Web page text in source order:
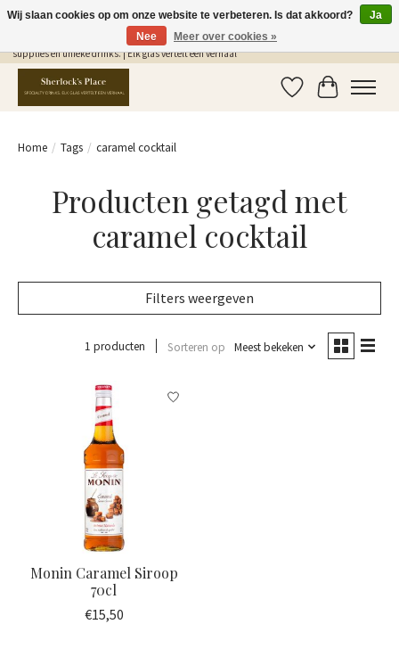
Gratis Verzending in NL vanaf €75,- | Sherlocks Place: dé plek voor MONIN siropen, bar
supplies en unieke drinks. | Elk glas vertelt een verhaal
Verlanglijst
Home / Tags / caramel cocktail
Producten getagd met
caramel cocktail
Filters weergeven
1 producten Sorteren op Meest bekeken
Monin Caramel Siroop
70cl
€15,50
Wij slaan cookies op om onze website te verbeteren. Is dat akkoord?
Ja
Nee
Meer over cookies »